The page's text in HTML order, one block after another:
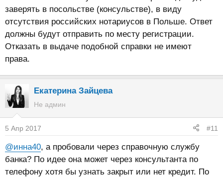
заверять в посольстве (консульстве), в виду
отсутствия российских нотариусов в Польше. Ответ
должны будут отправить по месту регистрации.
Отказать в выдаче подобной справки не имеют
права.
Екатерина Зайцева
Не админ
5 Апр 2017 #11
@инна40, а пробовали через справочную службу
банка? По идее она может через консультанта по
телефону хотя бы узнать закрыт или нет кредит. По